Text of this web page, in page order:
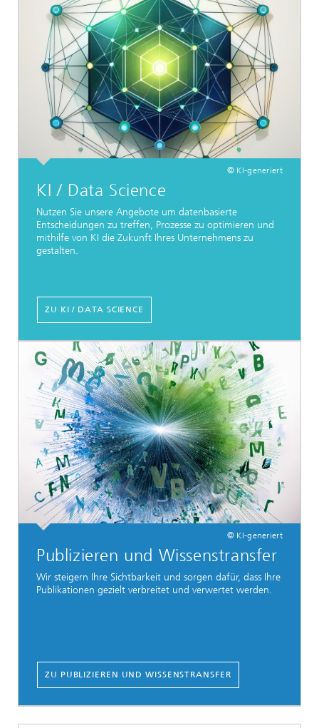
© KI-generiert
KI / Data Science
Nutzen Sie unsere Angebote um datenbasierte
Entscheidungen zu treffen, Prozesse zu optimieren und
mithilfe von KI die Zukunft Ihres Unternehmens zu
gestalten.
ZU KI / DATA SCIENCE
© KI-generiert
Publizieren und Wissenstransfer
Wir steigern Ihre Sichtbarkeit und sorgen dafür, dass Ihre
Publikationen gezielt verbreitet und verwertet werden.
ZU PUBLIZIEREN UND WISSENSTRANSFER